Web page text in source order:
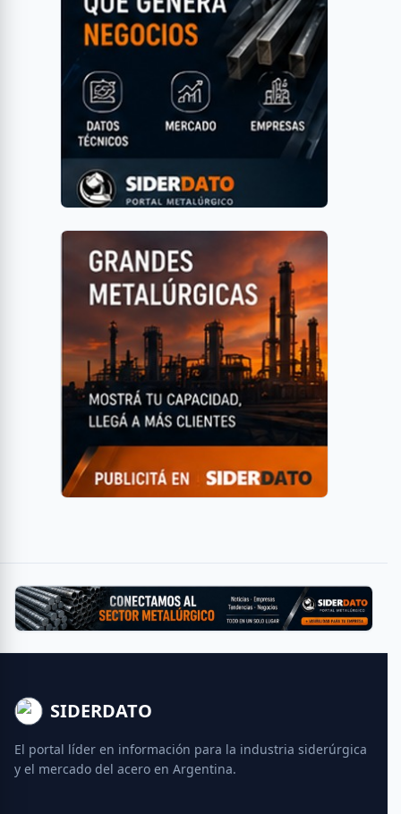
SIDERDATO
El portal líder en información para la industria siderúrgica
y el mercado del acero en Argentina.